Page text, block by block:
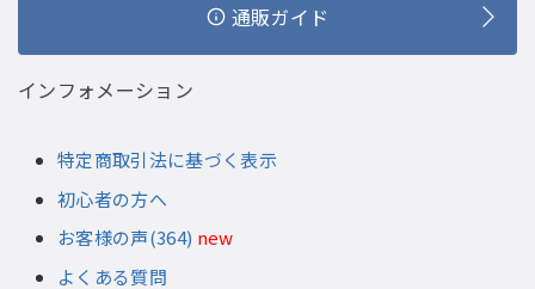
通販ガイド
インフォメーション
特定商取引法に基づく表示
初心者の方へ
お客様の声(364) new
よくある質問